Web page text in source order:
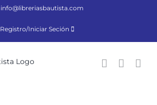
info@libreriasbautista.com
Registro/Iniciar Seción